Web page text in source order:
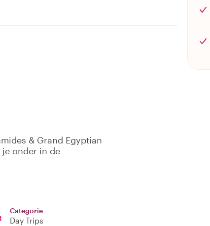
& Grand Egyptian
je onder in de
Categorie
Day Trips